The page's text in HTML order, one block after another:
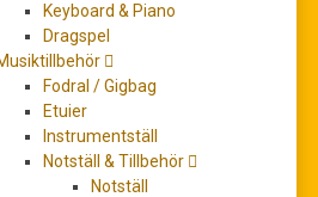
Keyboard & Piano
Dragspel
Fodral / Gigbag
Etuier
Instrumentställ
Notställ & Tillbehör
Notställ
+
Antal
LÄGG TILL